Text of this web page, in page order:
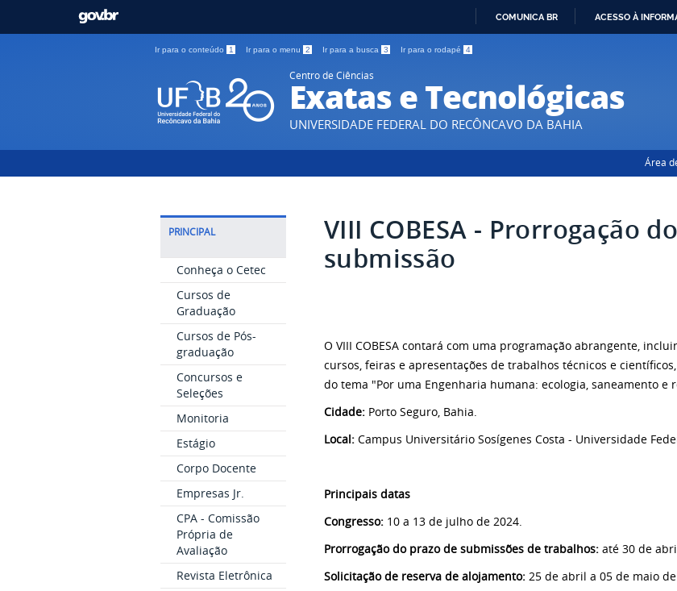
CONTEÚDO
COMUNICA BR ACESSO À
Ir para o conteúdo 1 Ir para o menu 2 Ir para a busca 3 Ir para o rodapé 4
Centro de Ciências
Exatas e Tecnológicas
UNIVERSIDADE FEDERAL DO RECÔNCAVO DA BAHIA
Área
PRINCIPAL
Conheça o Cetec
Cursos de
Graduação
Cursos de Pós-
graduação
Concursos e
Seleções
Monitoria
Estágio
Corpo Docente
Empresas Jr.
CPA - Comissão
Própria de
Avaliação
Revista Eletrônica
VIII COBESA - Prorrogação
submissão
O VIII COBESA contará com uma programação abrangente,
cursos, feiras e apresentações de trabalhos técnicos e
do tema "Por uma Engenharia humana: ecologia, saneamento e
Cidade: Porto Seguro, Bahia.
Local: Campus Universitário Sosígenes Costa - Universidade
Principais datas
Congresso: 10 a 13 de julho de 2024.
Prorrogação do prazo de submissões de trabalhos: até 30 de
Solicitação de reserva de alojamento: 25 de abril a 05 de maio de